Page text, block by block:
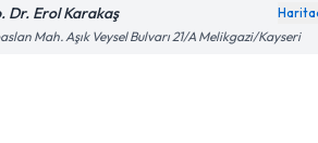
Dr. Erol Karakaş
Mah. Aşık Veysel Bulvarı 21/A Melikgazi/Kayseri